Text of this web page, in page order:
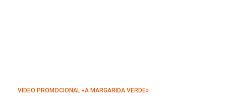
VIDEO PROMOCIONAL «A MARGARIDA VERDE»